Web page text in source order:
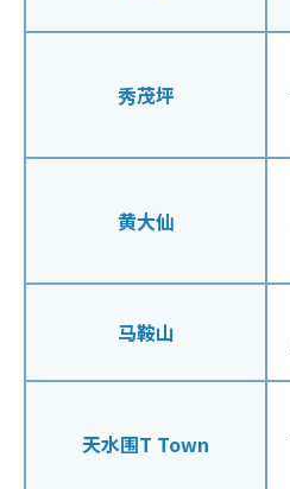
秀茂坪
黄大仙
马鞍山
天水围T Town